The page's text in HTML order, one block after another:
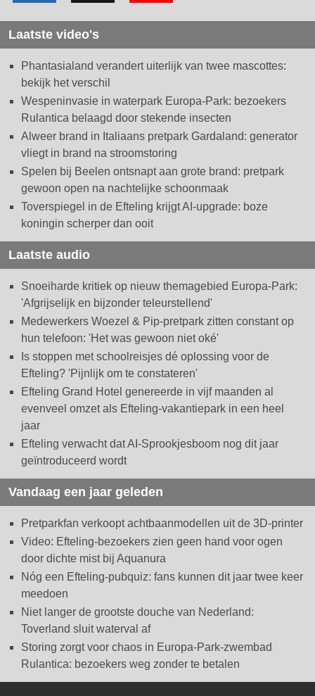
Laatste video's
Phantasialand verandert uiterlijk van twee mascottes:
bekijk het verschil
Wespeninvasie in waterpark Europa-Park: bezoekers
Rulantica belaagd door stekende insecten
Alweer brand in Italiaans pretpark Gardaland: generator
vliegt in brand na stroomstoring
Spelen bij Beelen ontsnapt aan grote brand: pretpark
gewoon open na nachtelijke schoonmaak
Toverspiegel in de Efteling krijgt AI-upgrade: boze
koningin scherper dan ooit
Laatste audio
Snoeiharde kritiek op nieuw themagebied Europa-Park:
'Afgrijselijk en bijzonder teleurstellend'
Medewerkers Woezel & Pip-pretpark zitten constant op
hun telefoon: 'Het was gewoon niet oké'
Is stoppen met schoolreisjes dé oplossing voor de
Efteling? 'Pijnlijk om te constateren'
Efteling Grand Hotel genereerde in vijf maanden al
evenveel omzet als Efteling-vakantiepark in een heel
jaar
Efteling verwacht dat AI-Sprookjesboom nog dit jaar
geïntroduceerd wordt
Vandaag een jaar geleden
Pretparkfan verkoopt achtbaanmodellen uit de 3D-printer
Video: Efteling-bezoekers zien geen hand voor ogen
door dichte mist bij Aquanura
Nóg een Efteling-pubquiz: fans kunnen dit jaar twee keer
meedoen
Niet langer de grootste douche van Nederland:
Toverland sluit waterval af
Storing zorgt voor chaos in Europa-Park-zwembad
Rulantica: bezoekers weg zonder te betalen